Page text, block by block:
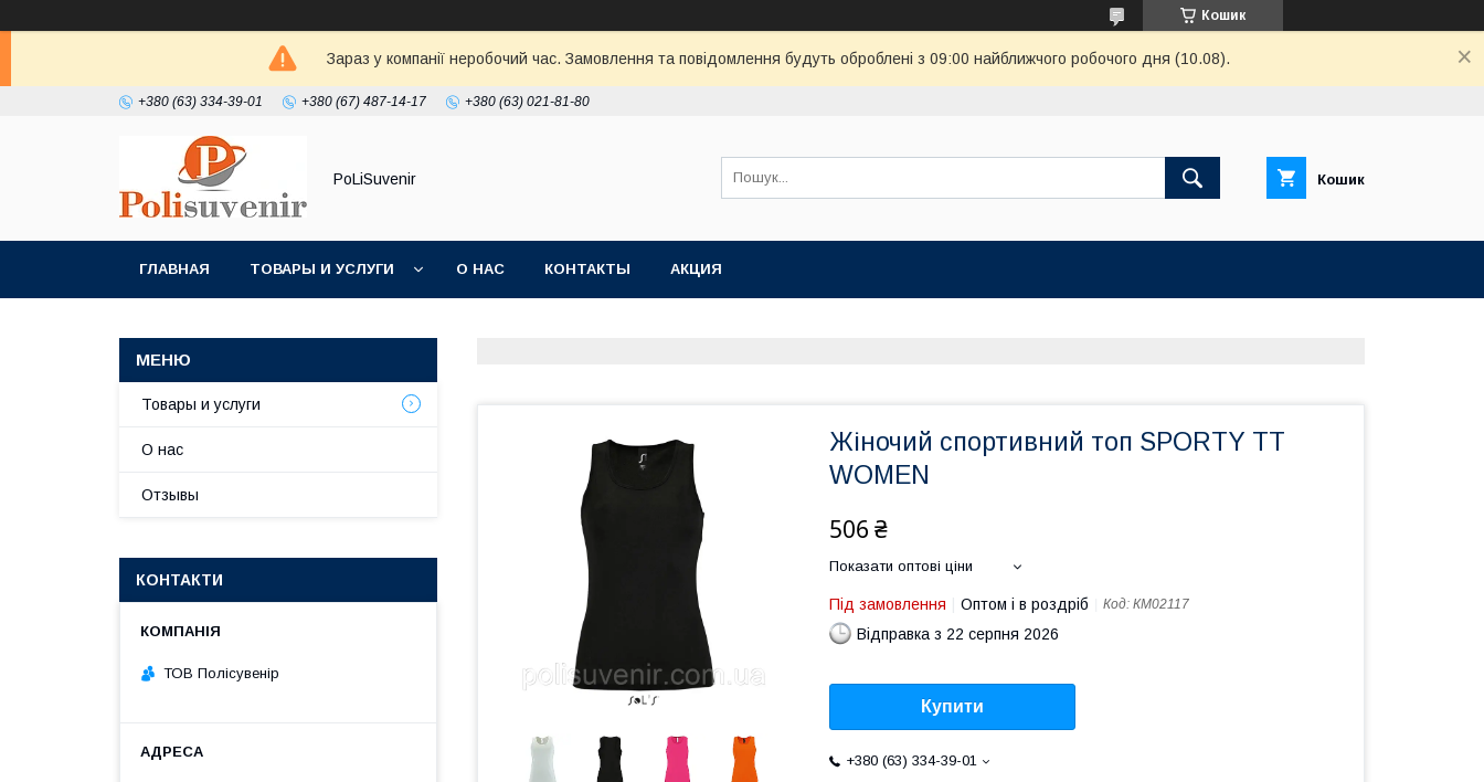
Кошик
Зараз у компанії неробочий час. Замовлення та повідомлення будуть оброблені з 09:00 найближчого робочого дня (10.08).
+380 (63) 334-39-01 +380 (67) 487-14-17 +380 (63) 021-81-80
PoLiSuvenir Кошик
ГЛАВНАЯ ТОВАРЫ И УСЛУГИ О НАС КОНТАКТЫ АКЦИЯ
Жіночий спортивний топ SPORTY TT
WOMEN
506 ₴
Показати оптові ціни
Під замовлення Оптом і в роздріб Код: КМ02117
Відправка з 22 серпня 2026
Купити
+380 (63) 334-39-01
Товары и услуги
О нас
Отзывы
КОНТАКТИ
ТОВ Полісувенір